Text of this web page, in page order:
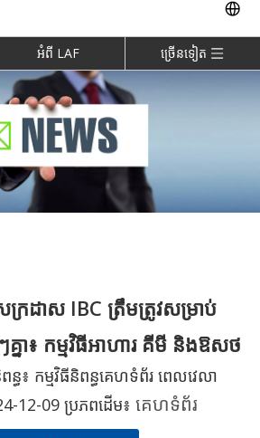
អំពី LAF ច្រើនទៀត
ក្រដាស IBC ត្រឹមត្រូវសម្រាប់
គ្នា៖ កម្មវិធីអាហារ គីមី និងឱសថ
ធ៖ កម្មវិធីនិពន្ធគេហទំព័រ ពេលវេលា
12-09 ប្រភពដើម៖ គេហទំព័រ